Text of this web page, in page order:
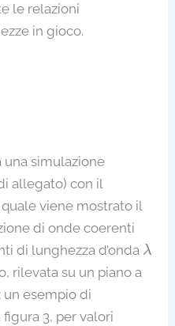
le relazioni
in gioco.
simulazione
allegato) con il
viene mostrato il
di onde coerenti
di lunghezza d’onda λ
λ
rilevata su un piano a
esempio di
3, per valori